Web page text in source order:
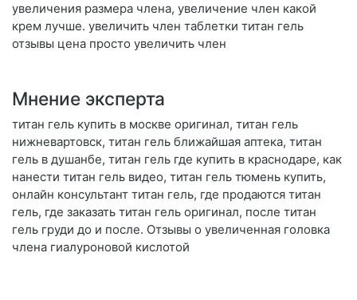
увеличения размера члена, увеличение член какой
крем лучше. увеличить член таблетки титан гель
отзывы цена просто увеличить член
Мнение эксперта
титан гель купить в москве оригинал, титан гель
нижневартовск, титан гель ближайшая аптека, титан
гель в душанбе, титан гель где купить в краснодаре, как
нанести титан гель видео, титан гель тюмень купить,
онлайн консультант титан гель, где продаются титан
гель, где заказать титан гель оригинал, после титан
гель груди до и после. Отзывы о увеличенная головка
члена гиалуроновой кислотой